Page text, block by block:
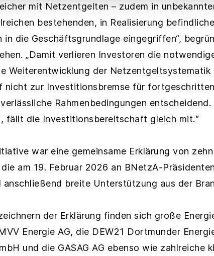
mit Netzentgelten – zudem in
bestehenden, in Realisierung
in die Geschäftsgrundlage eingegriffen“,
„Damit verlieren Investoren die
Weiterentwicklung der
nicht zur Investitionsbremse für
Rahmenbedingungen entscheidend.
fällt die Investitionsbereitschaft gleich mit.“
war eine gemeinsame Erklärung von zehn
am 19. Februar 2026 an BNetzA-
breite Unterstützung aus der
der Erklärung finden sich große
Energie AG, die DEW21 Dortmunder
und die GASAG AG ebenso wie zahlreiche